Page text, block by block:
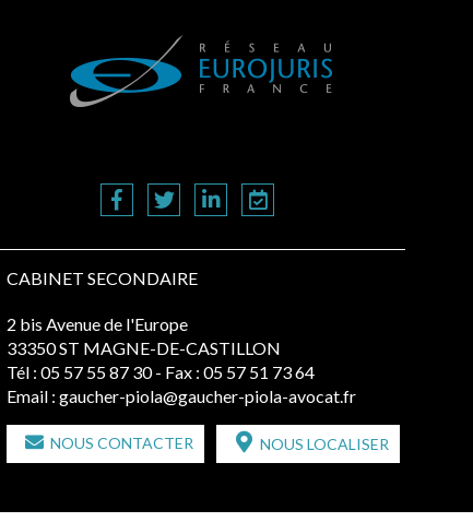
de les asseoir sur les « avantages procurés »
un beau sujet domanial. Installées sur le domaine public,
par des occupants contestant de fortes hausses, les
CABINET SECONDAIRE
2 bis Avenue de l'Europe
33350 ST MAGNE-DE-CASTILLON
Tél : 05 57 55 87 30 - Fax : 05 57 51 73 64
Email : gaucher-piola@gaucher-piola-avocat.fr
NOUS CONTACTER NOUS LOCALISER